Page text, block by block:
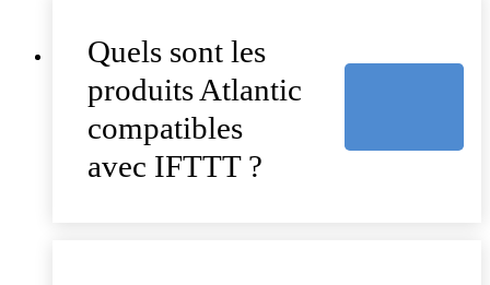
Quels sont les
produits Atlantic
compatibles
avec IFTTT ?